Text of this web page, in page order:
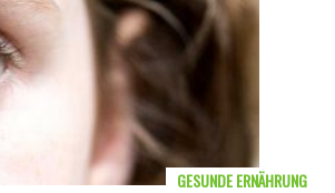
GESUNDE ERNÄHRUNG